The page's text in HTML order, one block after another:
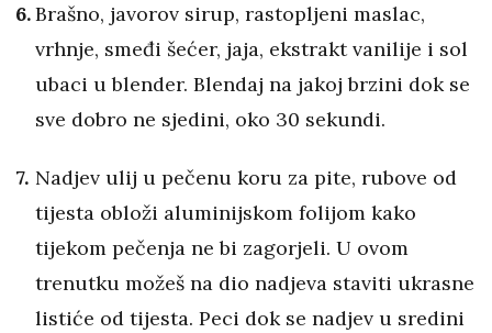
Brašno, javorov sirup, rastopljeni maslac,
vrhnje, smeđi šećer, jaja, ekstrakt vanilije i sol
ubaci u blender. Blendaj na jakoj brzini dok se
sve dobro ne sjedini, oko 30 sekundi.
Nadjev ulij u pečenu koru za pite, rubove od
tijesta obloži aluminijskom folijom kako
tijekom pečenja ne bi zagorjeli. U ovom
trenutku možeš na dio nadjeva staviti ukrasne
listiće od tijesta. Peci dok se nadjev u sredini